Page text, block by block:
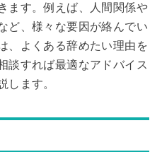
ます。例えば、人間関係や
ど、様々な要因が絡んでい
、よくある辞めたい理由を
談すれば最適なアドバイス
します。